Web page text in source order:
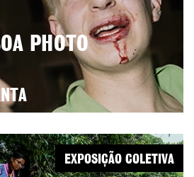
PHOTO
EXPOSIÇÃO COLETIVA